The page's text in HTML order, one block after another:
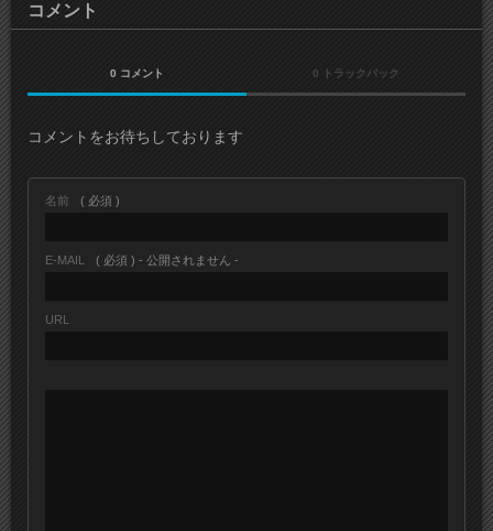
コメント
0 コメント 0 トラックバック
コメントをお待ちしております
名前 ( 必須 )
E-MAIL ( 必須 ) - 公開されません -
URL